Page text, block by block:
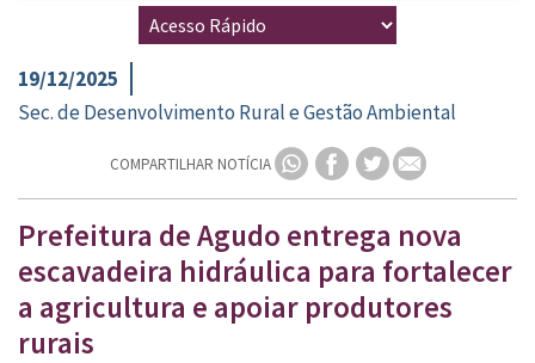
19/12/2025
Sec. de Desenvolvimento Rural e Gestão Ambiental
COMPARTILHAR NOTÍCIA
Prefeitura de Agudo entrega nova
escavadeira hidráulica para fortalecer
a agricultura e apoiar produtores
rurais